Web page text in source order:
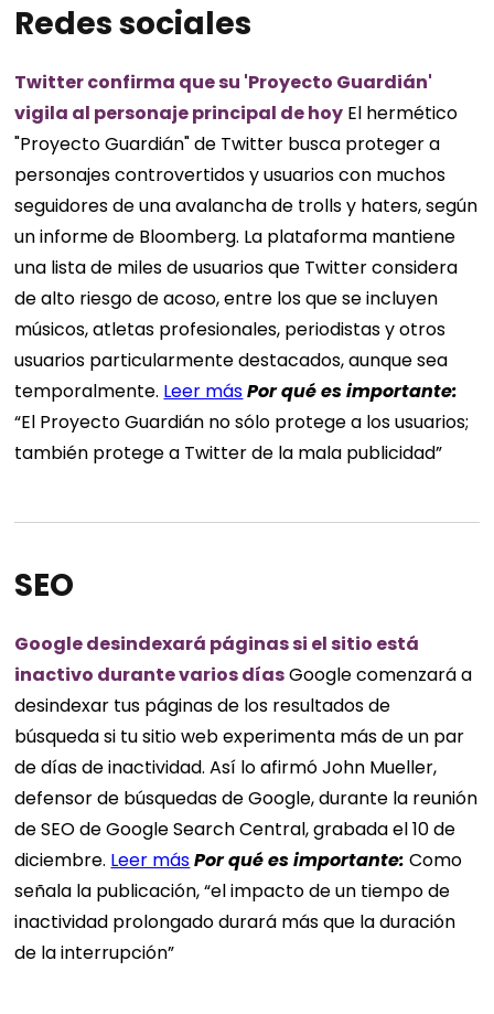
Redes sociales
Twitter confirma que su 'Proyecto Guardián'
vigila al personaje principal de hoy El hermético
"Proyecto Guardián" de Twitter busca proteger a
personajes controvertidos y usuarios con muchos
seguidores de una avalancha de trolls y haters, según
un informe de Bloomberg. La plataforma mantiene
una lista de miles de usuarios que Twitter considera
de alto riesgo de acoso, entre los que se incluyen
músicos, atletas profesionales, periodistas y otros
usuarios particularmente destacados, aunque sea
temporalmente. Leer másPor qué esimportante:
“El Proyecto Guardián no sólo protege a los usuarios;
también protege a Twitter de la mala publicidad”
SEO
Google desindexará páginas si el sitio está
inactivo durante varios díasGoogle comenzará a
desindexar tus páginas de los resultados de
búsqueda si tu sitio web experimenta más de un par
de días de inactividad. Así lo afirmó John Mueller,
defensor de búsquedas de Google, durante la reunión
de SEO de Google Search Central, grabada el 10 de
diciembre. Leer másPor qué esimportante: Como
señala la publicación, “el impacto de un tiempo de
inactividad prolongado durará más que la duración
de la interrupción”